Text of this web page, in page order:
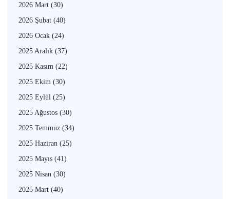
2026 Mart (30)
2026 Şubat (40)
2026 Ocak (24)
2025 Aralık (37)
2025 Kasım (22)
2025 Ekim (30)
2025 Eylül (25)
2025 Ağustos (30)
2025 Temmuz (34)
2025 Haziran (25)
2025 Mayıs (41)
2025 Nisan (30)
2025 Mart (40)